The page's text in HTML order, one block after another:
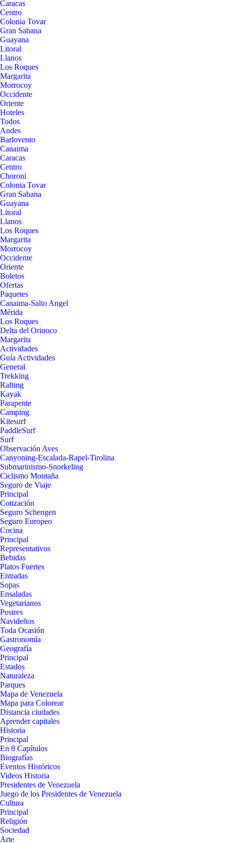
Caracas
Centro
Colonia Tovar
Gran Sabana
Guayana
Litoral
Llanos
Los Roques
Margarita
Morrocoy
Occidente
Oriente
Hoteles
Todos
Andes
Barlovento
Canaima
Caracas
Centro
Choroní
Colonia Tovar
Gran Sabana
Guayana
Litoral
Llanos
Los Roques
Margarita
Morrocoy
Occidente
Oriente
Boletos
Ofertas
Paquetes
Canaima-Salto Angel
Mérida
Los Roques
Delta del Orinoco
Margarita
Actividades
Guía Actividades
General
Trekking
Rafting
Kayak
Parapente
Camping
Kitesurf
PaddleSurf
Surf
Observación Aves
Canyoning-Escalada-Rapel-Tirolina
Submarinismo-Snorkeling
Ciclismo Montaña
Seguro de Viaje
Principal
Cotización
Seguro Schengen
Seguro Europeo
Cocina
Principal
Representativos
Bebidas
Platos Fuertes
Entradas
Sopas
Ensaladas
Vegetarianos
Postres
Navideños
Toda Ocasión
Gastronomía
Geografía
Principal
Estados
Naturaleza
Parques
Mapa de Venezuela
Mapa para Colorear
Distancia ciudades
Aprender capitales
Historia
Principal
En 8 Capítulos
Biografías
Eventos Históricos
Videos Historia
Presidentes de Venezuela
Juego de los Presidentes de Venezuela
Cultura
Principal
Religión
Sociedad
Arte